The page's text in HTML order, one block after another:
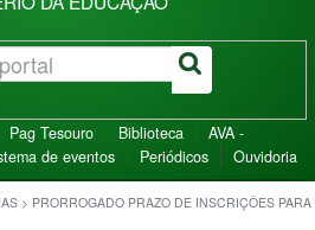
Pag Tesouro Biblioteca
AVA -
de eventos Periódicos Ouvidoria
> PRORROGADO PRAZO DE INSCRIÇÕES PARA